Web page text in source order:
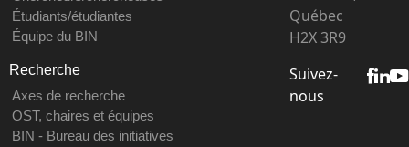
Étudiants/étudiantes
Équipe du BIN
Recherche
Axes de recherche
OST, chaires et équipes
BIN - Bureau des initiatives
Québec
H2X 3R9
Suivez-
nous